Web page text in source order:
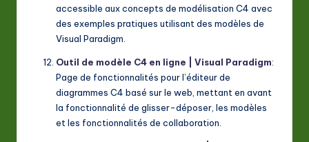
accessible aux concepts de modélisation C4 avec
des exemples pratiques utilisant des modèles de
Visual Paradigm.
Outil de modèle C4 en ligne | Visual Paradigm:
Page de fonctionnalités pour l’éditeur de
diagrammes C4 basé sur le web, mettant en avant
la fonctionnalité de glisser-déposer, les modèles
et les fonctionnalités de collaboration.